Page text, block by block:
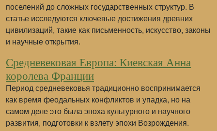
поселений до сложных государственных структур. В
статье исследуются ключевые достижения древних
цивилизаций, такие как письменность, искусство, законы
и научные открытия.
Средневековая Европа: Киевская Анна
королева Франции
Период средневековья традиционно воспринимается
как время феодальных конфликтов и упадка, но на
самом деле это была эпоха культурного и научного
развития, подготовки к взлету эпохи Возрождения.